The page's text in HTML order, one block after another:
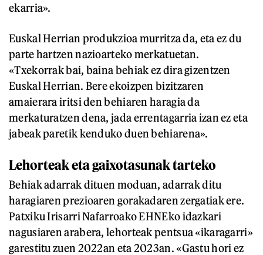
ekarria».
Euskal Herrian produkzioa murritza da, eta ez du
parte hartzen nazioarteko merkatuetan.
«Txekorrak bai, baina behiak ez dira gizentzen
Euskal Herrian. Bere ekoizpen bizitzaren
amaierara iritsi den behiaren haragia da
merkaturatzen dena, jada errentagarria izan ez eta
jabeak paretik kenduko duen behiarena».
Lehorteak eta gaixotasunak tarteko
Behiak adarrak dituen moduan, adarrak ditu
haragiaren prezioaren gorakadaren zergatiak ere.
Patxiku Irisarri Nafarroako EHNEko idazkari
nagusiaren arabera, lehorteak pentsua «ikaragarri»
garestitu zuen 2022an eta 2023an. «Gastu hori ez